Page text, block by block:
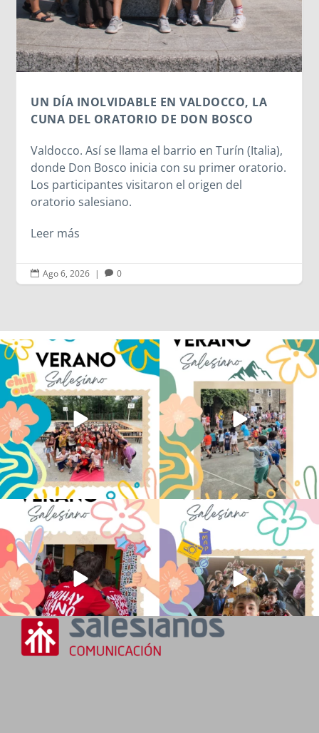
UN DÍA INOLVIDABLE EN VALDOCCO, LA
CUNA DEL ORATORIO DE DON BOSCO
Valdocco. Así se llama el barrio en Turín (Italia),
donde Don Bosco inicia con su primer oratorio.
Los participantes visitaron el origen del
oratorio salesiano.
Leer más
 Ago 6, 2026 |  0
Los alumnos de 6º de Primaria, 1º y 2º
de la ESO...
145 2
La diversión y la alegría también se han
sentido...
95 0
No hay verano sin que sea Salesiano ❤️
💫 en Luz 4
...
0
viviendo la alegría en el campamento
...